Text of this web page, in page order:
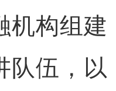
机构组建
队伍，以